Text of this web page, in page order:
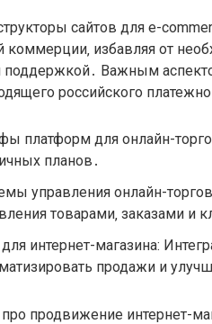
сайтов для e-
коммерции‚ избавляя от
поддержкой․ Важным
российского
платформ для онлайн-
планов․
управления онлайн-
товарами‚ заказами и
интернет-магазина:
продажи и
продвижение интернет-